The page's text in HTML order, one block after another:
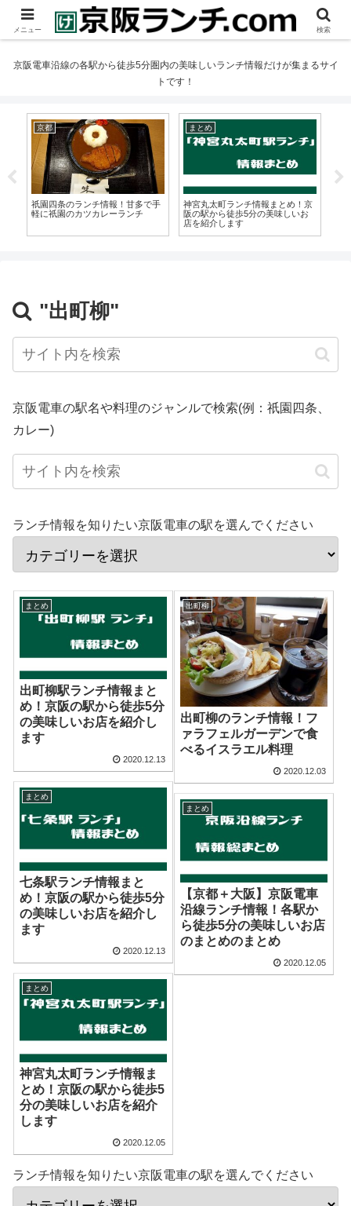
京阪電車沿線の各駅から徒歩5分圏内の美味しいランチ情報だけが集まるサイ
トです！
京都
祇園四条のランチ情報！甘多で手
軽に祇園のカツカレーランチ
まとめ
神宮丸太町ランチ情報まとめ！京
阪の駅から徒歩5分の美味しいお
店を紹介します
"出町柳"
京阪電車の駅名や料理のジャンルで検索(例：祇園四条、
カレー)
ランチ情報を知りたい京阪電車の駅を選んでください
まとめ
出町柳駅ランチ情報まと
め！京阪の駅から徒歩5分
の美味しいお店を紹介し
ます
2020.12.13
出町柳
出町柳のランチ情報！フ
ァラフェルガーデンで食
べるイスラエル料理
2020.12.03
まとめ
七条駅ランチ情報まと
め！京阪の駅から徒歩5分
の美味しいお店を紹介し
ます
2020.12.13
まとめ
【京都＋大阪】京阪電車
沿線ランチ情報！各駅か
ら徒歩5分の美味しいお店
のまとめのまとめ
2020.12.05
まとめ
神宮丸太町ランチ情報ま
とめ！京阪の駅から徒歩5
分の美味しいお店を紹介
します
2020.12.05
ランチ情報を知りたい京阪電車の駅を選んでください
メニュー 検索